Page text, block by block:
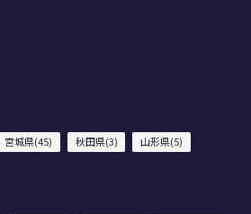
宮城県(45) 秋田県(3)
山形県(5)